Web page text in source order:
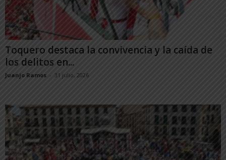
Toquero destaca la convivencia y la caída de
los delitos en...
Juanjo Ramos - 31 julio, 2026